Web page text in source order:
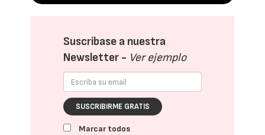
Suscríbase a nuestra
Newsletter - Ver ejemplo
SUSCRIBIRME GRATIS
Marcar todos